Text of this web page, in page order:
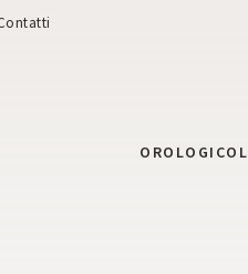
OROLOGI